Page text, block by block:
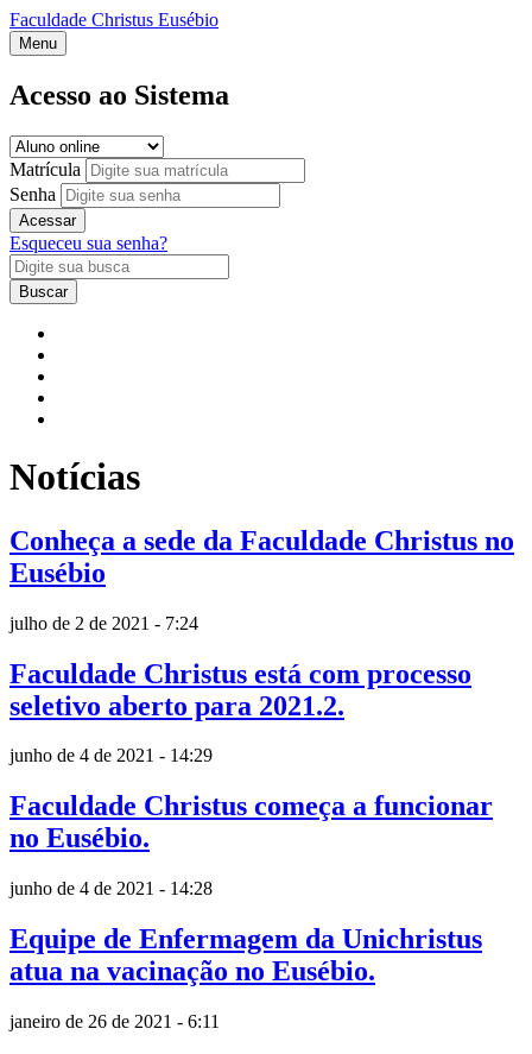
Faculdade Christus Eusébio
Menu
Acesso ao Sistema
Matrícula
Senha
Acessar
Esqueceu sua senha?
Buscar
Notícias
Conheça a sede da Faculdade Christus no
Eusébio
julho de 2 de 2021 - 7:24
Faculdade Christus está com processo
seletivo aberto para 2021.2.
junho de 4 de 2021 - 14:29
Faculdade Christus começa a funcionar
no Eusébio.
junho de 4 de 2021 - 14:28
Equipe de Enfermagem da Unichristus
atua na vacinação no Eusébio.
janeiro de 26 de 2021 - 6:11